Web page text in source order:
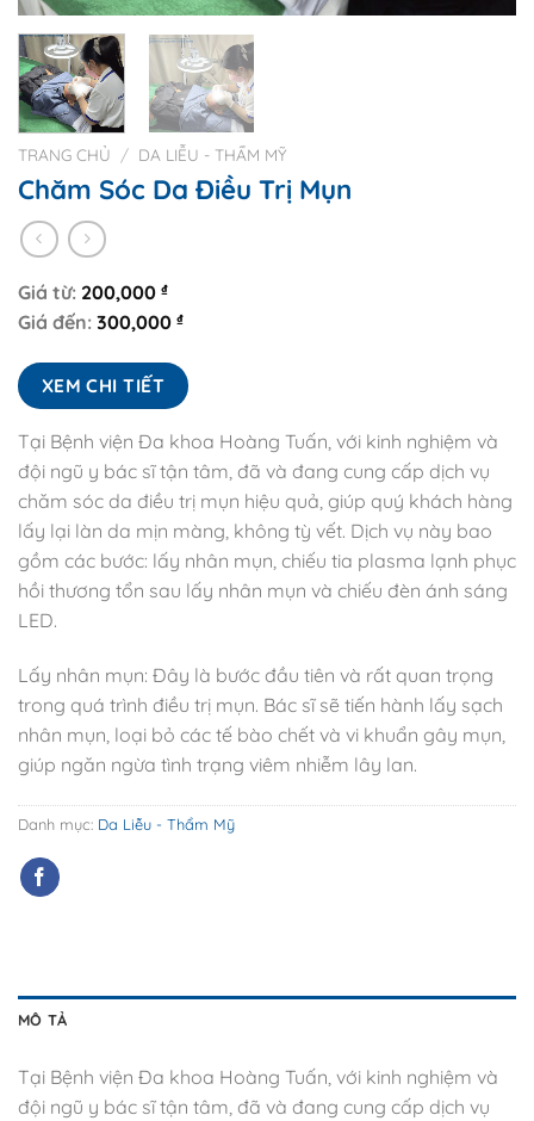
TRANG CHỦ / DA LIỄU - THẨM MỸ
Chăm Sóc Da Điều Trị Mụn
Giá từ: 200,000 ₫
Giá đến: 300,000 ₫
XEM CHI TIẾT
Tại Bệnh viện Đa khoa Hoàng Tuấn, với kinh nghiệm và
đội ngũ y bác sĩ tận tâm, đã và đang cung cấp dịch vụ
chăm sóc da điều trị mụn hiệu quả, giúp quý khách hàng
lấy lại làn da mịn màng, không tỳ vết. Dịch vụ này bao
gồm các bước: lấy nhân mụn, chiếu tia plasma lạnh phục
hồi thương tổn sau lấy nhân mụn và chiếu đèn ánh sáng
LED.
Lấy nhân mụn: Đây là bước đầu tiên và rất quan trọng
trong quá trình điều trị mụn. Bác sĩ sẽ tiến hành lấy sạch
nhân mụn, loại bỏ các tế bào chết và vi khuẩn gây mụn,
giúp ngăn ngừa tình trạng viêm nhiễm lây lan.
Danh mục: Da Liễu - Thẩm Mỹ
MÔ TẢ
Tại Bệnh viện Đa khoa Hoàng Tuấn, với kinh nghiệm và
đội ngũ y bác sĩ tận tâm, đã và đang cung cấp dịch vụ